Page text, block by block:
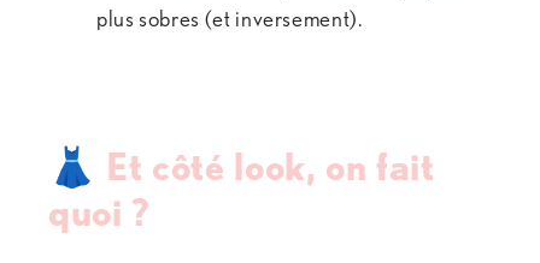
plus sobres (et inversement).
👗 Et côté look, on fait
quoi ?